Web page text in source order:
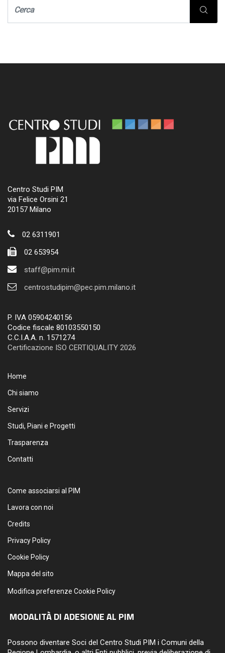
Centro Studi PIM
via Felice Orsini 21
20157 Milano
02 6311901
02 653954
staff@pim.mi.it
centrostudipim@pec.pim.milano.it
P. IVA 05904240156
Codice fiscale 80103550150
C.C.I.A.A. n. 1571274
Certificazione ISO CERTIQUALITY 2026
Home
Chi siamo
Servizi
Studi, Piani e Progetti
Trasparenza
Contatti
Come associarsi al PIM
Lavora con noi
Credits
Privacy Policy
Cookie Policy
Mappa del sito
Modifica preferenze Cookie Policy
MODALITÀ DI ADESIONE AL PIM
Possono diventare Soci del Centro Studi PIM i Comuni della